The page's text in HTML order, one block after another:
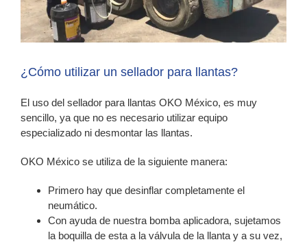
¿Cómo utilizar un sellador para llantas?
El uso del sellador para llantas OKO México, es muy
sencillo, ya que no es necesario utilizar equipo
especializado ni desmontar las llantas.
OKO México se utiliza de la siguiente manera:
Primero hay que desinflar completamente el
neumático.
Con ayuda de nuestra bomba aplicadora, sujetamos
la boquilla de esta a la válvula de la llanta y a su vez,